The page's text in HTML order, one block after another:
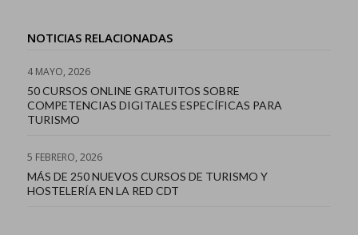
NOTICIAS RELACIONADAS
4 MAYO, 2026
50 CURSOS ONLINE GRATUITOS SOBRE
COMPETENCIAS DIGITALES ESPECÍFICAS PARA
TURISMO
5 FEBRERO, 2026
MÁS DE 250 NUEVOS CURSOS DE TURISMO Y
HOSTELERÍA EN LA RED CDT